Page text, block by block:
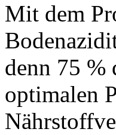
Mit dem
denn 75 %
optimalen